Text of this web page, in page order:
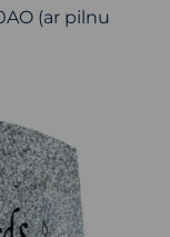
(ar pilnu